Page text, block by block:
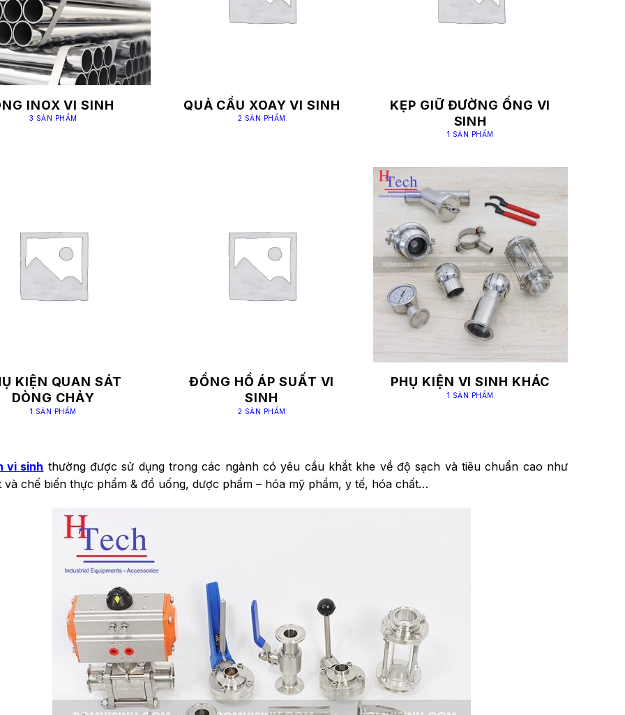
INOX VI SINH
3 SẢN PHẨM
QUẢ CẦU XOAY VI SINH
2 SẢN PHẨM
KẸP GIỮ ĐƯỜNG ỐNG VI
SINH
1 SẢN PHẨM
KIỆN QUAN SÁT
DÒNG CHẢY
1 SẢN PHẨM
ĐỒNG HỒ ÁP SUẤT VI
SINH
2 SẢN PHẨM
PHỤ KIỆN VI SINH KHÁC
1 SẢN PHẨM
vi sinh thường được sử dụng trong các ngành có yêu cầu khắt khe về độ sạch và tiêu chuẩn cao như
và chế biến thực phẩm & đồ uống, dược phẩm – hóa mỹ phẩm, y tế, hóa chất…